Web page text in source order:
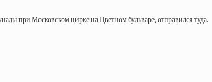
при Московском цирке на Цветном бульваре, отправился туда.